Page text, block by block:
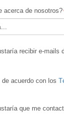
acerca de nosotros?
recibir e-mails
de acuerdo con los
que me